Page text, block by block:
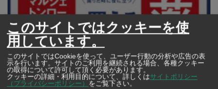
【タイ・バンコク】 マルシェトンロー内の「TOPS」で買える薬
このサイトではクッキーを使
用しています。
このサイトではCookieを使って、ユーザー行動の分析や広告の表
示を行います。サイトのご利用を継続される場合、各種クッキー
の取得について許可して頂く必要があります。
クッキーの詳細・利用目的について、詳しくはサイトポリシー
（プライバシーポリシー）
をご覧下さい。